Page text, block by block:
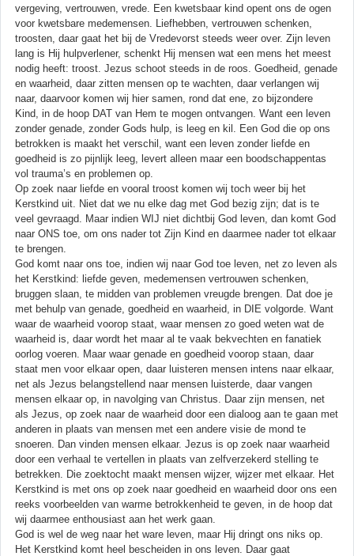
vergeving, vertrouwen, vrede. Een kwetsbaar kind opent ons de ogen
voor kwetsbare medemensen. Liefhebben, vertrouwen schenken,
troosten, daar gaat het bij de Vredevorst steeds weer over. Zijn leven
lang is Hij hulpverlener, schenkt Hij mensen wat een mens het meest
nodig heeft: troost. Jezus schoot steeds in de roos. Goedheid, genade
en waarheid, daar zitten mensen op te wachten, daar verlangen wij
naar, daarvoor komen wij hier samen, rond dat ene, zo bijzondere
Kind, in de hoop DAT van Hem te mogen ontvangen. Want een leven
zonder genade, zonder Gods hulp, is leeg en kil. Een God die op ons
betrokken is maakt het verschil, want een leven zonder liefde en
goedheid is zo pijnlijk leeg, levert alleen maar een boodschappentas
vol trauma’s en problemen op.
Op zoek naar liefde en vooral troost komen wij toch weer bij het
Kerstkind uit. Niet dat we nu elke dag met God bezig zijn; dat is te
veel gevraagd. Maar indien WIJ niet dichtbij God leven, dan komt God
naar ONS toe, om ons nader tot Zijn Kind en daarmee nader tot elkaar
te brengen.
God komt naar ons toe, indien wij naar God toe leven, net zo leven als
het Kerstkind: liefde geven, medemensen vertrouwen schenken,
bruggen slaan, te midden van problemen vreugde brengen. Dat doe je
met behulp van genade, goedheid en waarheid, in DIE volgorde. Want
waar de waarheid voorop staat, waar mensen zo goed weten wat de
waarheid is, daar wordt het maar al te vaak bekvechten en fanatiek
oorlog voeren. Maar waar genade en goedheid voorop staan, daar
staat men voor elkaar open, daar luisteren mensen intens naar elkaar,
net als Jezus belangstellend naar mensen luisterde, daar vangen
mensen elkaar op, in navolging van Christus. Daar zijn mensen, net
als Jezus, op zoek naar de waarheid door een dialoog aan te gaan met
anderen in plaats van mensen met een andere visie de mond te
snoeren. Dan vinden mensen elkaar. Jezus is op zoek naar waarheid
door een verhaal te vertellen in plaats van zelfverzekerd stelling te
betrekken. Die zoektocht maakt mensen wijzer, wijzer met elkaar. Het
Kerstkind is met ons op zoek naar goedheid en waarheid door ons een
reeks voorbeelden van warme betrokkenheid te geven, in de hoop dat
wij daarmee enthousiast aan het werk gaan.
God is wel de weg naar het ware leven, maar Hij dringt ons niks op.
Het Kerstkind komt heel bescheiden in ons leven. Daar gaat